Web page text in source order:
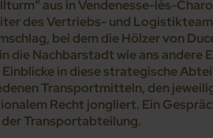
aus in Vendenesse-lès-
des Vertriebs- und
bei dem die Hölzer von
die Nachbarstadt wie ans andere
in diese strategische
Transportmitteln, den
Recht jongliert. Ein
Transportabteilung.